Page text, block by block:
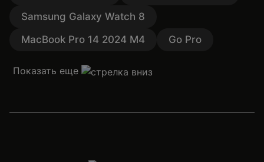
Samsung Galaxy Watch 8
MacBook Pro 14 2024 M4
Go Pro
Показать еще